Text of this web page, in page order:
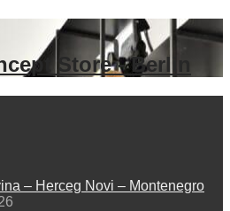
Store - Berlin
– Herceg Novi – Montenegro